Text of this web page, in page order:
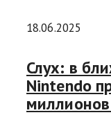
18.06.2025
Слух: в
Nintendo